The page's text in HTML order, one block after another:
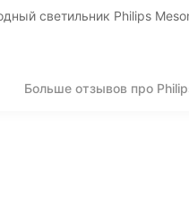
светильник Philips
Больше отзывов про